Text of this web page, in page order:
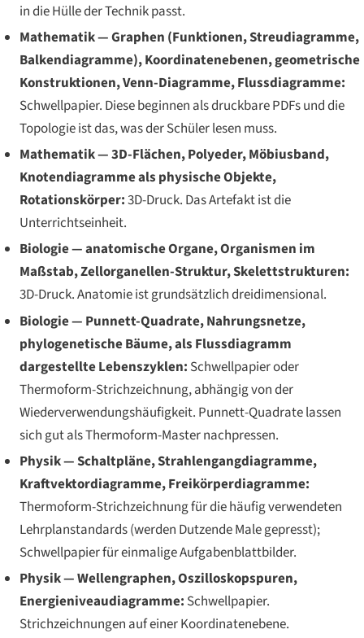
in die Hülle der Technik passt.
Mathematik — Graphen (Funktionen, Streudiagramme,
Balkendiagramme), Koordinatenebenen, geometrische
Konstruktionen, Venn-Diagramme, Flussdiagramme:
Schwellpapier. Diese beginnen als druckbare PDFs und die
Topologie ist das, was der Schüler lesen muss.
Mathematik — 3D-Flächen, Polyeder, Möbiusband,
Knotendiagramme als physische Objekte,
Rotationskörper:3D-Druck. Das Artefakt ist die
Unterrichtseinheit.
Biologie — anatomische Organe, Organismen im
Maßstab, Zellorganellen-Struktur, Skelettstrukturen:
3D-Druck. Anatomie ist grundsätzlich dreidimensional.
Biologie — Punnett-Quadrate, Nahrungsnetze,
phylogenetische Bäume, als Flussdiagramm
dargestellte Lebenszyklen: Schwellpapier oder
Thermoform-Strichzeichnung, abhängig von der
Wiederverwendungshäufigkeit. Punnett-Quadrate lassen
sich gut als Thermoform-Master nachpressen.
Physik — Schaltpläne, Strahlengangdiagramme,
Kraftvektordiagramme, Freikörperdiagramme:
Thermoform-Strichzeichnung für die häufig verwendeten
Lehrplanstandards (werden Dutzende Male gepresst);
Schwellpapier für einmalige Aufgabenblattbilder.
Physik — Wellengraphen, Oszilloskopspuren,
Energieniveaudiagramme: Schwellpapier.
Strichzeichnungen auf einer Koordinatenebene.